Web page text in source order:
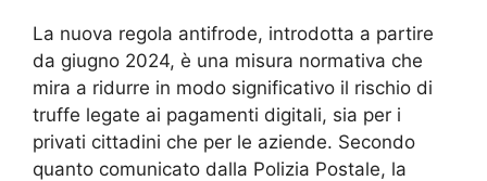
La nuova regola antifrode, introdotta a partire
da giugno 2024, è una misura normativa che
mira a ridurre in modo significativo il rischio di
truffe legate ai pagamenti digitali, sia per i
privati cittadini che per le aziende. Secondo
quanto comunicato dalla Polizia Postale, la